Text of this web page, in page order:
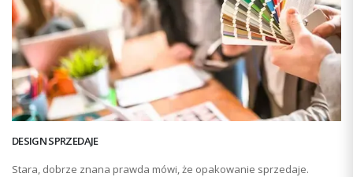
DESIGN SPRZEDAJE
Stara, dobrze znana prawda mówi, że opakowanie sprzedaje.